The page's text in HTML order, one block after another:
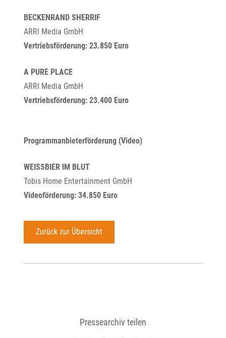
BECKENRAND SHERRIF
ARRI Media GmbH
Vertriebsförderung: 23.850 Euro
A PURE PLACE
ARRI Media GmbH
Vertriebsförderung: 23.400 Euro
Programmanbieterförderung (Video)
WEISSBIER IM BLUT
Tobis Home Entertainment GmbH
Videoförderung: 34.850 Euro
Zurück zur Übersicht
Pressearchiv teilen